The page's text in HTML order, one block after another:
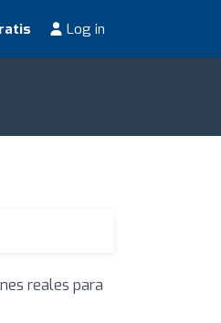
Log in
reales para